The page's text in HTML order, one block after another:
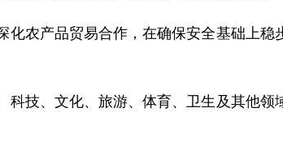
化农产品贸易合作，在确保安全基础上
技、文化、旅游、体育、卫生及其他